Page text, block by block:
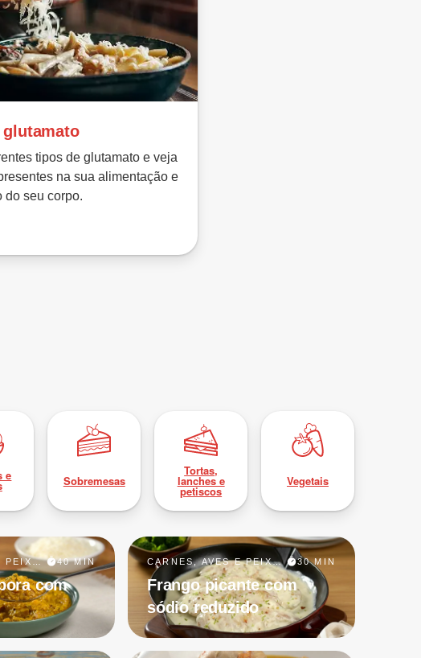
glutamato
tipos de glutamato e veja
na sua alimentação e
do seu corpo.
e Sobremesas
Tortas,
lanches e
petiscos
Vegetais
CARNES, AVES E PEIXES 40 MIN
com
CARNES, AVES E PEIXES 30 MIN
Frango picante com
sódio reduzido